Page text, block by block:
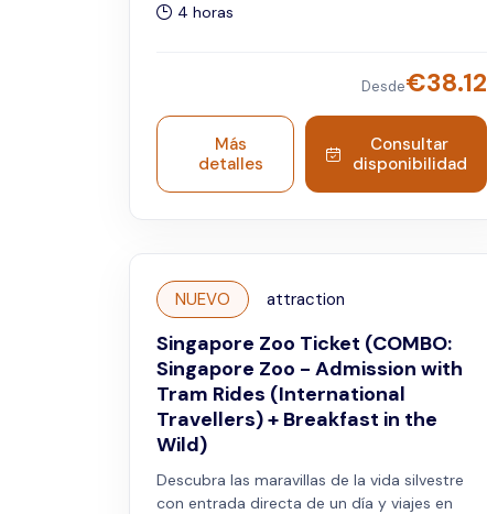
Singapur.
4 horas
Desde€38.12
Más
detalles
Consultar
disponibilidad
NUEVO attraction
Singapore Zoo Ticket (COMBO:
Singapore Zoo - Admission with
Tram Rides (International
Travellers) + Breakfast in the
Wild)
Descubra las maravillas de la vida silvestre
con entrada directa de un día y viajes en